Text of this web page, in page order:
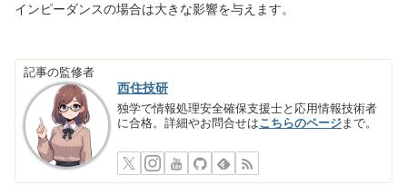
インピーダンスの場合は大きな影響を与えます。
記事の監修者
西住技研
独学で情報処理安全確保支援士と応用情報技術者
に合格。詳細やお問合せはこちらのページまで。